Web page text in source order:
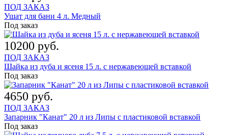
ПОД ЗАКАЗ
Ушат для бани 4 л. Медный
Под заказ
10200 руб.
ПОД ЗАКАЗ
Шайка из дуба и ясеня 15 л. с нержавеющей вставкой
Под заказ
4650 руб.
ПОД ЗАКАЗ
Запарник "Канат" 20 л из Липы с пластиковой вставкой
Под заказ